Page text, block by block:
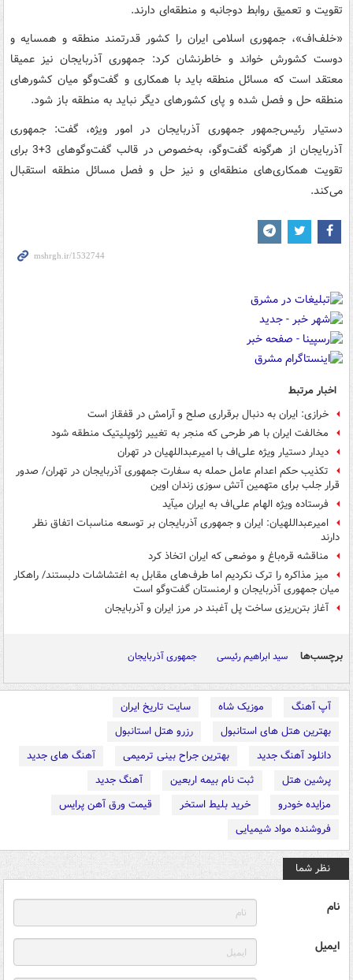
تقویت و تعمیق روابط دوجانبه و منطقه‌ای دارند.
«خلف‌اف»، جمهوری اسلامی ایران را کشور قدرتمند منطقه و همسایه و
دوست کشورش خواند و خاطرنشان کرد: جمهوری آذربایجان نیز عمیقا
معتقد است که مسائل منطقه باید با همکاری و گفت‌وگو میان کشورهای
منطقه حل و فصل شده و پای کشورهای دیگر نباید به منطقه باز شود.
دستیار رئیس‌جمهور جمهوری آذربایجان در امور ویژه، گفت: جمهوری
آذربایجان از هرگونه گفت‌وگو، به‌خصوص در قالب گفت‌وگوهای 3+3 برای
تقویت همکاری‌های منطقه‌ای و نیز حل و فصل مسائل منطقه استقبال
می‌کند.
اخبار مرتبط
خرازی: ایران به دنبال برقراری صلح و آرامش در قفقاز است
مخالفت ایران با هر طرحی که منجر به تغییر ژئوپلیتیک منطقه شود
دیدار دستیار ویژه علی‌اف با امیرعبداللهیان در تهران
تکذیب حکم اعدام عامل حمله به سفارت جمهوری آذربایجان در تهران/ صدور
قرار جلب برای متهمین آتش سوزی زندان اوین
فرستاده ویژه الهام علی‌اف به ایران می‎آید
امیرعبداللهیان: ایران و جمهوری آذربایجان بر توسعه مناسبات اتفاق نظر
دارند
مناقشه قره‌باغ و موضعی که ایران اتخاذ کرد
میز مذاکره را ترک نکردیم اما طرف‌های مقابل به اغتشاشات دلبستند/ راهکار
میان جمهوری آذربایجان و ارمنستان گفت‌وگو است
آغاز بتن‌ریزی ساخت پل آغبند در مرز ایران و آذربایجان
برچسب‌ها سید ابراهیم رئیسی جمهوری آذربایجان
آپ آهنگ موزیک شاه
سایت تاریخ ایران
بهترین هتل های استانبول
رزرو هتل استانبول
دانلود آهنگ جدید
بهترین جراح بینی ترمیمی
آهنگ های جدید
پرشین هتل
ثبت نام بیمه اربعین
آهنگ جدید
مزایده خودرو
خرید بلیط استخر
قیمت ورق آهن پرایس
فروشنده مواد شیمیایی
نظر شما
نام
ایمیل